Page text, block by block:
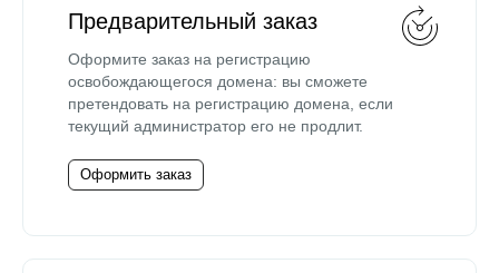
Предварительный заказ
Оформите заказ на регистрацию
освобождающегося домена: вы сможете
претендовать на регистрацию домена, если
текущий администратор его не продлит.
Оформить заказ